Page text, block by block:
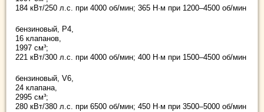
184 кВт/250 л.с. при 4000 об/мин; 365 Н·м при 1200–4500 об/мин
бензиновый, Р4,
16 клапанов,
1997 см³;
221 кВт/300 л.с. при 4000 об/мин; 400 Н·м при 1500–4500 об/мин
бензиновый, V6,
24 клапана,
2995 см³;
280 кВт/380 л.с. при 6500 об/мин; 450 Н·м при 3500–5000 об/мин